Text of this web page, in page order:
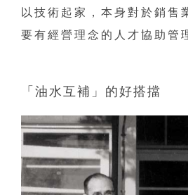
以技術起家，本身對於銷售
要有經營理念的人才協助管
「油水互補」的好搭擋